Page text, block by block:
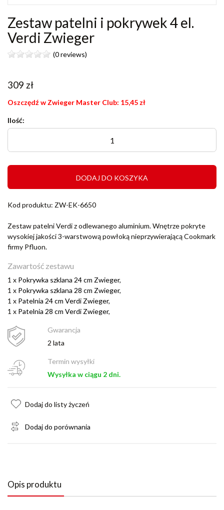
Zestaw patelni i pokrywek 4 el.
Verdi Zwieger
(0 reviews)
309 zł
Oszczędź w Zwieger Master Club: 15,45 zł
Ilość:
DODAJ DO KOSZYKA
Kod produktu: ZW-EK-6650
Zestaw patelni Verdi z odlewanego aluminium. Wnętrze pokryte
wysokiej jakości 3-warstwową powłoką nieprzywierającą Cookmark
firmy Pfluon.
Zawartość zestawu
1 x Pokrywka szklana 24 cm Zwieger,
1 x Pokrywka szklana 28 cm Zwieger,
1 x Patelnia 24 cm Verdi Zwieger,
1 x Patelnia 28 cm Verdi Zwieger,
Gwarancja
2 lata
Termin wysyłki
Wysyłka w ciągu 2 dni.
Dodaj do listy życzeń
Dodaj do porównania
Opis produktu